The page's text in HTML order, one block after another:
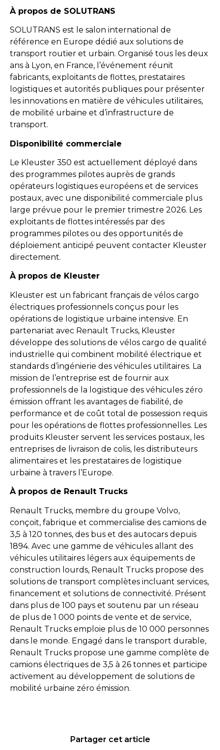
À propos de SOLUTRANS
SOLUTRANS est le salon international de
référence en Europe dédié aux solutions de
transport routier et urbain. Organisé tous les deux
ans à Lyon, en France, l’événement réunit
fabricants, exploitants de flottes, prestataires
logistiques et autorités publiques pour présenter
les innovations en matière de véhicules utilitaires,
de mobilité urbaine et d’infrastructure de
transport.
Disponibilité commerciale
Le Kleuster 350 est actuellement déployé dans
des programmes pilotes auprès de grands
opérateurs logistiques européens et de services
postaux, avec une disponibilité commerciale plus
large prévue pour le premier trimestre 2026. Les
exploitants de flottes intéressés par des
programmes pilotes ou des opportunités de
déploiement anticipé peuvent contacter Kleuster
directement.
À propos de Kleuster
Kleuster est un fabricant français de vélos cargo
électriques professionnels conçus pour les
opérations de logistique urbaine intensive. En
partenariat avec Renault Trucks, Kleuster
développe des solutions de vélos cargo de qualité
industrielle qui combinent mobilité électrique et
standards d’ingénierie des véhicules utilitaires. La
mission de l’entreprise est de fournir aux
professionnels de la logistique des véhicules zéro
émission offrant les avantages de fiabilité, de
performance et de coût total de possession requis
pour les opérations de flottes professionnelles. Les
produits Kleuster servent les services postaux, les
entreprises de livraison de colis, les distributeurs
alimentaires et les prestataires de logistique
urbaine à travers l’Europe.
À propos de Renault Trucks
Renault Trucks, membre du groupe Volvo,
conçoit, fabrique et commercialise des camions de
3,5 à 120 tonnes, des bus et des autocars depuis
1894. Avec une gamme de véhicules allant des
véhicules utilitaires légers aux équipements de
construction lourds, Renault Trucks propose des
solutions de transport complètes incluant services,
financement et solutions de connectivité. Présent
dans plus de 100 pays et soutenu par un réseau
de plus de 1 000 points de vente et de service,
Renault Trucks emploie plus de 10 000 personnes
dans le monde. Engagé dans le transport durable,
Renault Trucks propose une gamme complète de
camions électriques de 3,5 à 26 tonnes et participe
activement au développement de solutions de
mobilité urbaine zéro émission.
Partager cet article